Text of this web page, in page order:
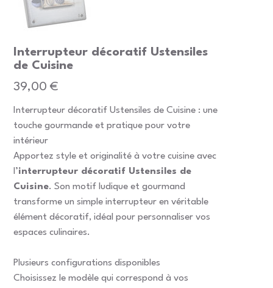
Interrupteur décoratif Ustensiles
de Cuisine
Prix
39,00 €
Interrupteur décoratif Ustensiles de Cuisine : une
touche gourmande et pratique pour votre
intérieur
Apportez style et originalité à votre cuisine avec
l’interrupteur décoratif Ustensiles de
Cuisine. Son motif ludique et gourmand
transforme un simple interrupteur en véritable
élément décoratif, idéal pour personnaliser vos
espaces culinaires.
Plusieurs configurations disponibles
Choisissez le modèle qui correspond à vos